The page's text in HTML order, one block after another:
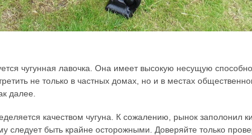
чугунная лавочка. Она имеет высокую несущую
не только в частных домах, но и в местах
далее.
качеством чугуна. К сожалению, рынок заполонил
следует быть крайне осторожными. Доверяйте только